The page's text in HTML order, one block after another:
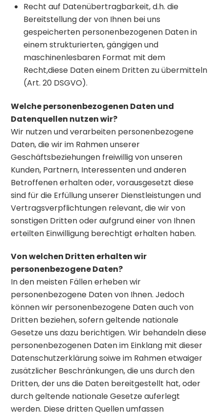
Recht auf Datenübertragbarkeit, d.h. die
Bereitstellung der von Ihnen bei uns
gespeicherten personenbezogenen Daten in
einem strukturierten, gängigen und
maschinenlesbaren Format mit dem
Recht,diese Daten einem Dritten zu übermitteln
(Art. 20 DSGVO).
Welche personenbezogenen Daten und
Datenquellen nutzen wir?
Wir nutzen und verarbeiten personenbezogene
Daten, die wir im Rahmen unserer
Geschäftsbeziehungen freiwillig von unseren
Kunden, Partnern, Interessenten und anderen
Betroffenen erhalten oder, vorausgesetzt diese
sind für die Erfüllung unserer Dienstleistungen und
Vertragsverpflichtungen relevant, die wir von
sonstigen Dritten oder aufgrund einer von Ihnen
erteilten Einwilligung berechtigt erhalten haben.
Von welchen Dritten erhalten wir
personenbezogene Daten?
In den meisten Fällen erheben wir
personenbezogene Daten von Ihnen. Jedoch
können wir personenbezogene Daten auch von
Dritten beziehen, sofern geltende nationale
Gesetze uns dazu berichtigen. Wir behandeln diese
personenbezogenen Daten im Einklang mit dieser
Datenschutzerklärung soiwe im Rahmen etwaiger
zusätzlicher Beschränkungen, die uns durch den
Dritten, der uns die Daten bereitgestellt hat, oder
durch geltende nationale Gesetze auferlegt
werden. Diese dritten Quellen umfassen